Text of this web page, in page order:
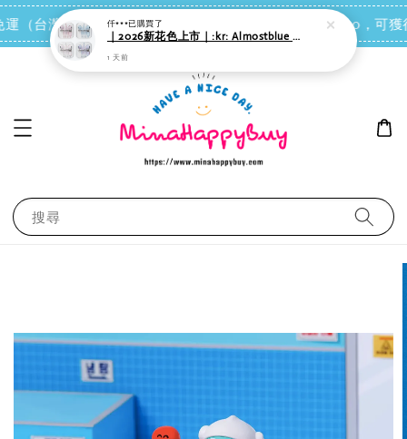
（台灣離島地區除外） 會員每消費NT$100，可獲
搜尋